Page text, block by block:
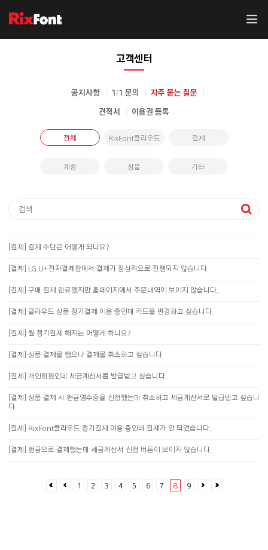
고객센터
공지사항 1:1 문의 자주 묻는 질문
견적서 이용권 등록
전체 RixFont클라우드 결제
계정 상품 기타
[결제] 결제 수단은 어떻게 되나요?
[결제] LG U+전자결제창에서 결제가 정상적으로 진행되지 않습니다.
[결제] 구매 결제 완료했지만 홈페이지에서 주문내역이 보이지 않습니다.
[결제] 클라우드 상품 정기결제 이용 중인데 카드를 변경하고 싶습니다.
[결제] 월 정기결제 해지는 어떻게 하나요?
[결제] 상품 결제를 했으나 결제를 취소하고 싶습니다.
[결제] 개인회원인데 세금계산서를 발급받고 싶습니다.
[결제] 상품 결제 시 현금영수증을 신청했는데 취소하고 세금계산서로 발급받고 싶습니
다.
[결제] RixFont클라우드 정기결제 이용 중인데 결제가 안 되었습니다.
[결제] 현금으로 결제했는데 세금계산서 신청 버튼이 보이지 않습니다.
1 2 3 4 5 6 7 8 9